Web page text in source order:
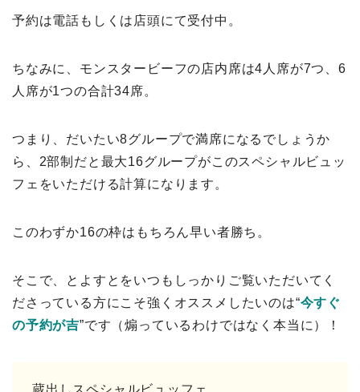
予約は電話もしくは店頭にて受付中。
ちなみに、モンスタービーフの店内席は4人席が7つ、6
人席が1つの合計34席。
つまり、だいたい8グループで満席になるでしょうか
ら、2部制だと最大16グループがこのスペシャルビュッ
フェをいただける計算になります。
このわずか16の枠はもちろん早い者勝ち。
そこで、とよすとをいつもしっかりご覧いただいてく
ださっている方にこそ強くオススメしたいのは“今すぐ
の予約が吉”です（煽っているわけではなく本当に）！